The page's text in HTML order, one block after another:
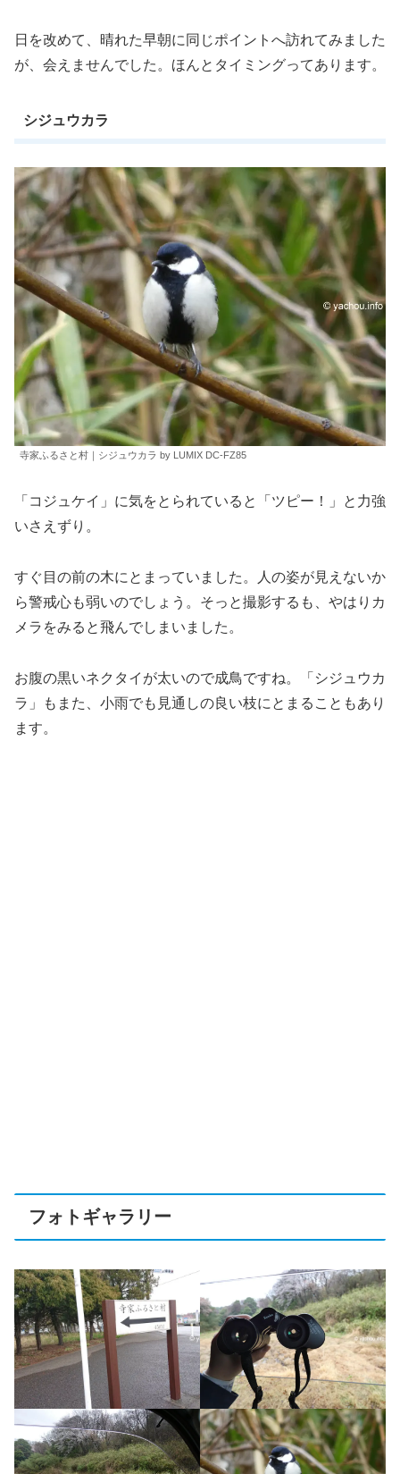
日を改めて、晴れた早朝に同じポイントへ訪れてみました
が、会えませんでした。ほんとタイミングってあります。
シジュウカラ
寺家ふるさと村｜シジュウカラ by LUMIX DC-FZ85
「コジュケイ」に気をとられていると「ツピー！」と力強
いさえずり。
すぐ目の前の木にとまっていました。人の姿が見えないか
ら警戒心も弱いのでしょう。そっと撮影するも、やはりカ
メラをみると飛んでしまいました。
お腹の黒いネクタイが太いので成鳥ですね。「シジュウカ
ラ」もまた、小雨でも見通しの良い枝にとまることもあり
ます。
フォトギャラリー